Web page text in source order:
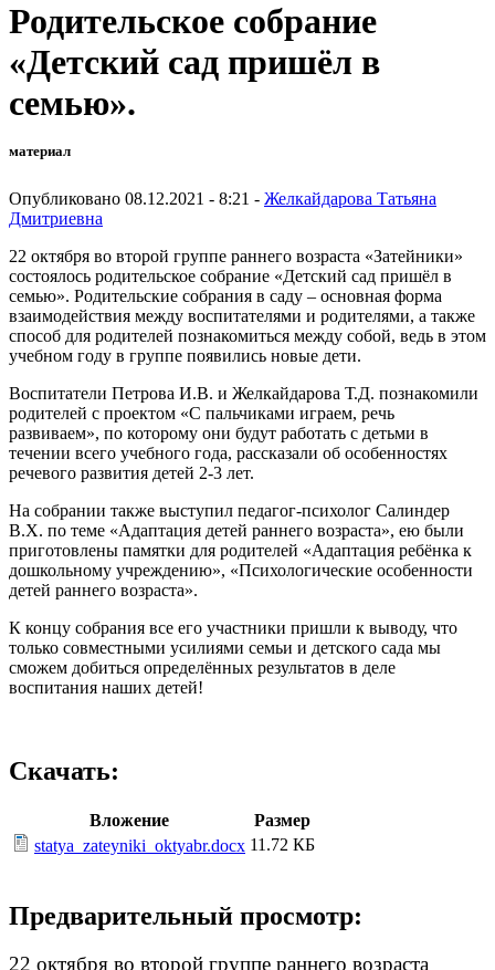
Родительское собрание
«Детский сад пришёл в
семью».
материал
Опубликовано 08.12.2021 - 8:21 - Желкайдарова Татьяна
Дмитриевна
22 октября во второй группе раннего возраста «Затейники»
состоялось родительское собрание «Детский сад пришёл в
семью». Родительские собрания в саду – основная форма
взаимодействия между воспитателями и родителями, а также
способ для родителей познакомиться между собой, ведь в этом
учебном году в группе появились новые дети.
Воспитатели Петрова И.В. и Желкайдарова Т.Д. познакомили
родителей с проектом «С пальчиками играем, речь
развиваем», по которому они будут работать с детьми в
течении всего учебного года, рассказали об особенностях
речевого развития детей 2-3 лет.
На собрании также выступил педагог-психолог Салиндер
В.Х. по теме «Адаптация детей раннего возраста», ею были
приготовлены памятки для родителей «Адаптация ребёнка к
дошкольному учреждению», «Психологические особенности
детей раннего возраста».
К концу собрания все его участники пришли к выводу, что
только совместными усилиями семьи и детского сада мы
сможем добиться определённых результатов в деле
воспитания наших детей!
Скачать:
Вложение
Размер
statya_zateyniki_oktyabr.docx 11.72 КБ
Предварительный просмотр:
22 октября во второй группе раннего возраста